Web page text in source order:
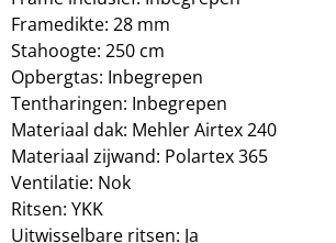
Framedikte: 28 mm
Stahoogte: 250 cm
Opbergtas: Inbegrepen
Tentharingen: Inbegrepen
Materiaal dak: Mehler Airtex 240
Materiaal zijwand: Polartex 365
Ventilatie: Nok
Ritsen: YKK
Uitwisselbare ritsen: Ja